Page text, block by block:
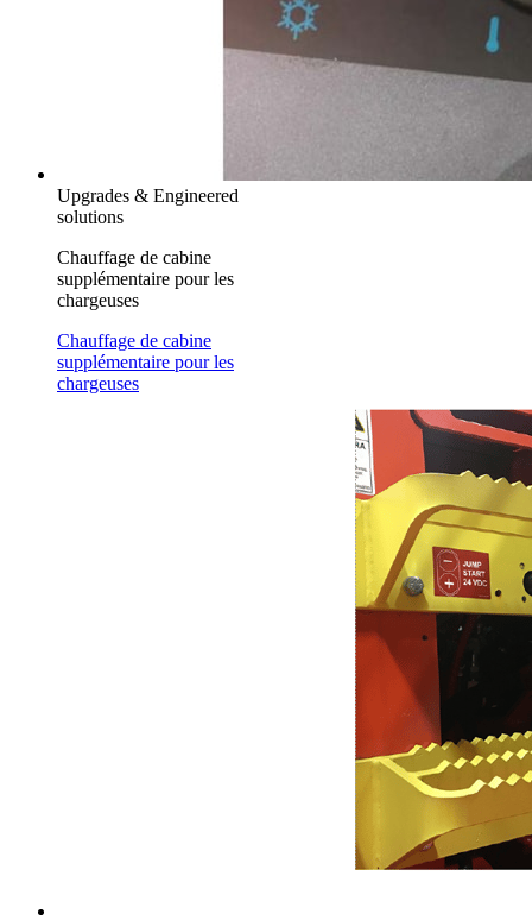
Upgrades & Engineered
solutions
Chauffage de cabine
supplémentaire pour les
chargeuses
Chauffage de cabine
supplémentaire pour les
chargeuses